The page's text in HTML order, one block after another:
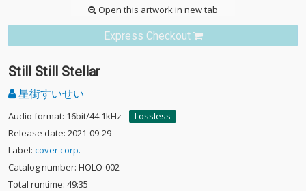
Open this artwork in new tab
Express Checkout
Still Still Stellar
星街すいせい
Audio format: 16bit/44.1kHz
Lossless
Release date: 2021-09-29
Label: cover corp.
Catalog number: HOLO-002
Total runtime: 49:35